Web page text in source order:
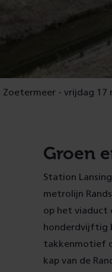
- vrijdag 17
Groen
Station
metrolijn
op het viaduct
honderdvijftig
takkenmotief
kap van de